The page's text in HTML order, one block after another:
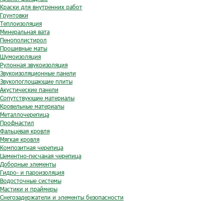
Краски для внутренних работ
Грунтовки
Теплоизоляция
Минеральная вата
Пенополистирол
Прошивные маты
Шумоизоляция
Рулонная звукоизоляция
Звукоизоляционные панели
Звукопоглощающие плиты
Акустические панели
Сопутствующие материалы
Кровельные материалы
Металлочерепица
Профнастил
Фальцевая кровля
Мягкая кровля
Композитная черепица
Цементно-песчаная черепица
Доборные элементы
Гидро- и пароизоляция
Водосточные системы
Мастики и праймеры
Снегозадержатели и элементы безопасности